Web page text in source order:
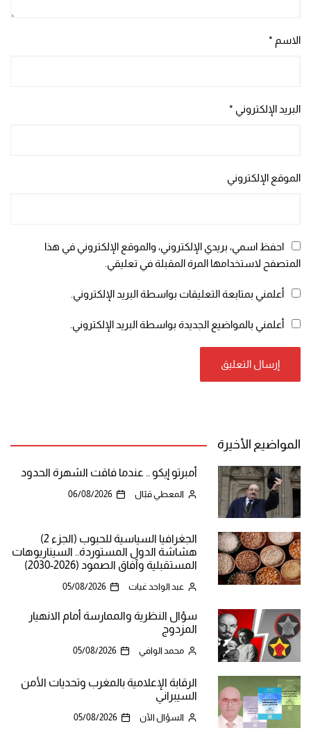
الاسم *
البريد الإلكتروني *
الموقع الإلكتروني
احفظ اسمي، بريدي الإلكتروني، والموقع الإلكتروني في هذا
المتصفح لاستخدامها المرة المقبلة في تعليقي.
أعلمني بمتابعة التعليقات بواسطة البريد الإلكتروني.
أعلمني بالمواضيع الجديدة بواسطة البريد الإلكتروني.
المواضيع الأخيرة
أمبرتو إيكو .. عندما فاقت الشهرة الحدود
المعطي قبّال 06/08/2026
الجغرافيا السياسية للحبوب (الجزء 2)
هشاشة الدول المستوردة.. السيناريوهات
المستقبلية وآفاق الصمود (2026-2030)
عبد الواحد غيات 05/08/2026
سؤال النظرية والممارسة أمام الانهيار
المزدوج
محمد الوافي 05/08/2026
الرقابة الإعلامية بالمغرب وتحديات الأمن
السيبراني
السؤال الآن 05/08/2026